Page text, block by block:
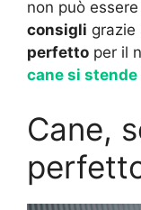
non può
consigli grazie
perfetto per il
cane si
Cane,